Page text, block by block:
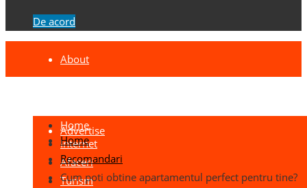
De acord
About
Advertise
Home
Internet
Afaceri
Turism
Home
Recomandari
Cum poti obtine apartamentul perfect pentru tine?